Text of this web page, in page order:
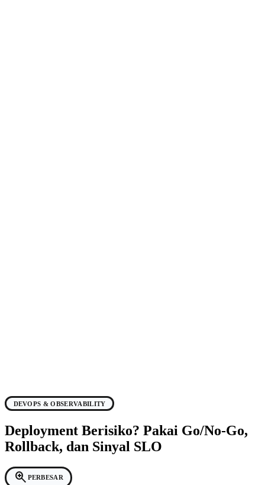
DEVOPS & OBSERVABILITY
Deployment Berisiko? Pakai Go/No-Go,
Rollback, dan Sinyal SLO
zoom_in PERBESAR